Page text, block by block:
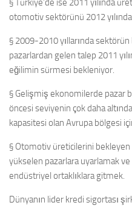
§ Türkiye’de ise 2011 yılında
otomotiv sektörünü 2012
§ 2009-2010 yıllarında
pazarlardan gelen talep 2011
eğilimin sürmesi bekleniyor.
§ Gelişmiş ekonomilerde pazar
öncesi seviyenin çok daha
kapasitesi olan Avrupa bölgesi
§ Otomotiv üreticilerini
yükselen pazarlara uyarlamak
endüstriyel ortaklıklara gitmek.
Dünyanın lider kredi sigortası